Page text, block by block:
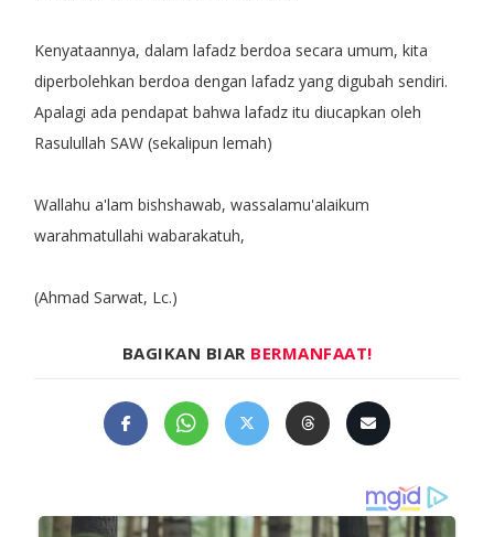
Kenyataannya, dalam lafadz berdoa secara umum, kita
diperbolehkan berdoa dengan lafadz yang digubah sendiri.
Apalagi ada pendapat bahwa lafadz itu diucapkan oleh
Rasulullah SAW (sekalipun lemah)
Wallahu a'lam bishshawab, wassalamu'alaikum
warahmatullahi wabarakatuh,
(Ahmad Sarwat, Lc.)
BAGIKAN BIAR BERMANFAAT!